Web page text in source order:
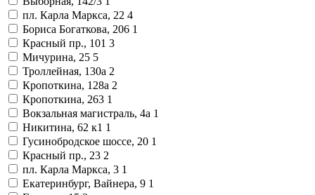
пл. Карла Маркса, 22 4
Бориса Богаткова, 206 1
Красный пр., 101 3
Мичурина, 25 5
Троллейная, 130а 2
Кропоткина, 128а 2
Кропоткина, 263 1
Вокзальная магистраль, 4а 1
Никитина, 62 к1 1
Гусинобродское шоссе, 20 1
Красный пр., 23 2
пл. Карла Маркса, 3 1
Екатеринбург, Вайнера, 9 1